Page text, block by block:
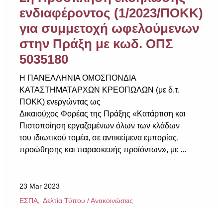
ενδιαφέροντος (1/2023/ΠΟΚΚ)
για συμμετοχή ωφελούμενων
στην Πράξη με κωδ. ΟΠΣ
5035180
Η ΠΑΝΕΛΛΗΝΙΑ ΟΜΟΣΠΟΝΔΙΑ
ΚΑΤΑΣΤΗΜΑΤΑΡΧΩΝ ΚΡΕΟΠΩΛΩΝ (με δ.τ.
ΠΟΚΚ) ενεργώντας ως
Δικαιούχος Φορέας της Πράξης «Κατάρτιση και
Πιστοποίηση εργαζομένων όλων των κλάδων
του ιδιωτικού τομέα, σε αντικείμενα εμπορίας,
προώθησης και παρασκευής προϊόντων», με ...
23 Mar 2023
ΕΣΠΑ
Δελτία Τύπου / Ανακοινώσεις